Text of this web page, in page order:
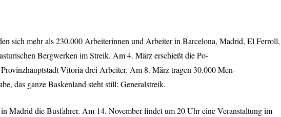
sich mehr als 230.000 Arbeiterinnen und Arbeiter in Barcelona, Madrid, El Ferroll,
Bergwerken im Streik. Am 4. März erschießt die Po-
Vitoria drei Arbeiter. Am 8. März tragen 30.000 Men-
das ganze Baskenland steht still: Generalstreik.
Madrid die Busfahrer. Am 14. November findet um 20 Uhr eine Veranstaltung im